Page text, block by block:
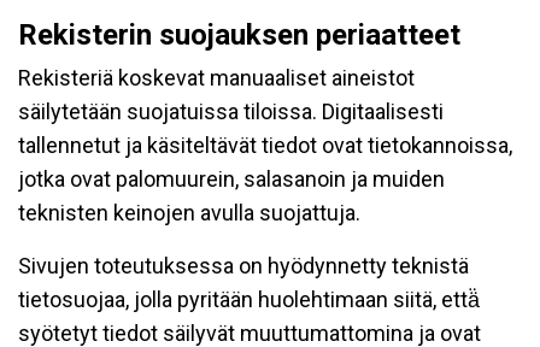
Rekisterin suojauksen periaatteet
Rekisteriä koskevat manuaaliset aineistot
säilytetään suojatuissa tiloissa. Digitaalisesti
tallennetut ja käsiteltävät tiedot ovat tietokannoissa,
jotka ovat palomuurein, salasanoin ja muiden
teknisten keinojen avulla suojattuja.
Sivujen toteutuksessa on hyödynnetty teknistä
tietosuojaa, jolla pyritään huolehtimaan siitä, että̈
syötetyt tiedot säilyvät muuttumattomina ja ovat